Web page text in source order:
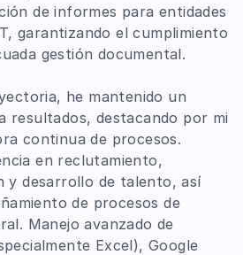
de informes para entidades
garantizando el cumplimiento
gestión documental.
he mantenido un
resultados, destacando por mi
continua de procesos.
en reclutamiento,
y desarrollo de talento, así
de procesos de
Manejo avanzado de
Excel), Google